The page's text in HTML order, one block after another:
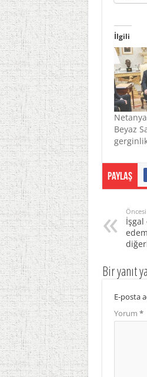
İlgili
Beyaz
Paylaş
Öncesi
İşgal
Bir yanıt
E-posta
Yorum *